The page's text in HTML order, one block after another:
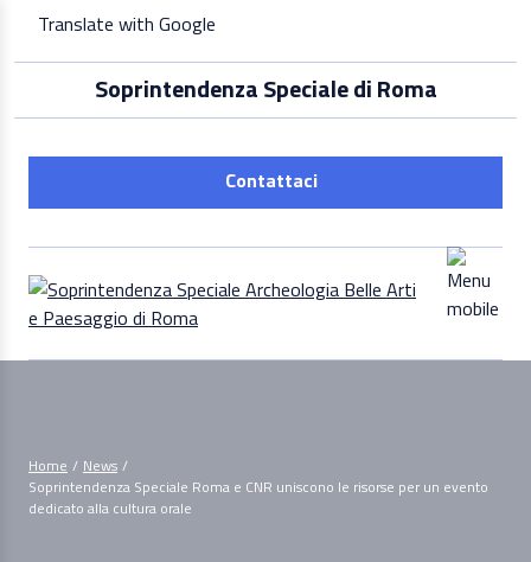
content
Translate with Google
Soprintendenza Speciale di Roma
Contattaci
Home / News /
Soprintendenza Speciale Roma e CNR uniscono le risorse per un evento
dedicato alla cultura orale